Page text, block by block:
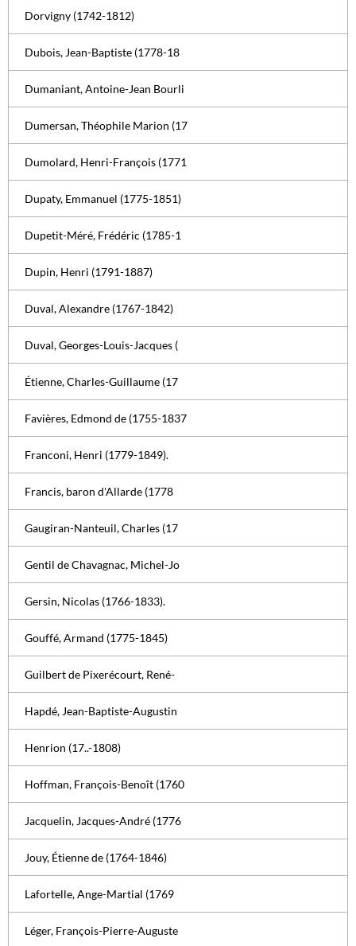
Dorvigny (1742-1812)
Dubois, Jean-Baptiste (1778-18
Dumaniant, Antoine-Jean Bourli
Dumersan, Théophile Marion (17
Dumolard, Henri-François (1771
Dupaty, Emmanuel (1775-1851)
Dupetit-Méré, Frédéric (1785-1
Dupin, Henri (1791-1887)
Duval, Alexandre (1767-1842)
Duval, Georges-Louis-Jacques (
Étienne, Charles-Guillaume (17
Favières, Edmond de (1755-1837
Franconi, Henri (1779-1849).
Francis, baron d'Allarde (1778
Gaugiran-Nanteuil, Charles (17
Gentil de Chavagnac, Michel-Jo
Gersin, Nicolas (1766-1833).
Gouffé, Armand (1775-1845)
Guilbert de Pixerécourt, René-
Hapdé, Jean-Baptiste-Augustin
Henrion (17..-1808)
Hoffman, François-Benoît (1760
Jacquelin, Jacques-André (1776
Jouy, Étienne de (1764-1846)
Lafortelle, Ange-Martial (1769
Léger, François-Pierre-Auguste